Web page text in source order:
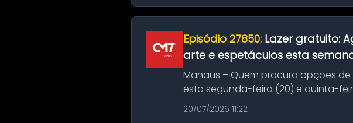
Episódio 27850: Lazer gratuito:
arte e espetáculos esta
Manaus – Quem procura opções
esta segunda-feira (20) e quinta-
história das ...
20/07/2026 11:22